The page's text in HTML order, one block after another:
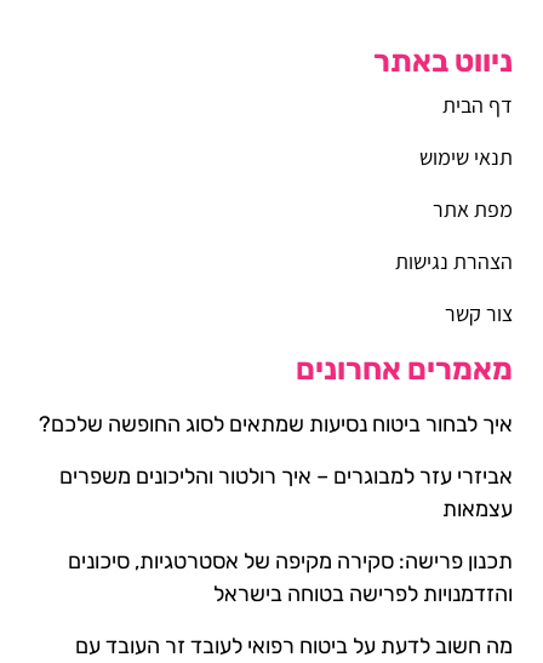
ניווט באתר
דף הבית
תנאי שימוש
מפת אתר
הצהרת נגישות
צור קשר
מאמרים אחרונים
איך לבחור ביטוח נסיעות שמתאים לסוג החופשה שלכם?
אביזרי עזר למבוגרים – איך רולטור והליכונים משפרים
עצמאות
תכנון פרישה: סקירה מקיפה של אסטרטגיות, סיכונים
והזדמנויות לפרישה בטוחה בישראל
מה חשוב לדעת על ביטוח רפואי לעובד זר העובד עם